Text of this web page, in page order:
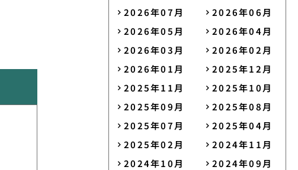
2026年07月
2026年06月
2026年05月
2026年04月
2026年03月
2026年02月
2026年01月
2025年12月
2025年11月
2025年10月
2025年09月
2025年08月
2025年07月
2025年04月
2025年02月
2024年11月
2024年10月
2024年09月